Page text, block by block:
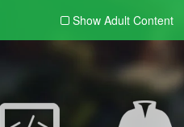
Show Adult Content